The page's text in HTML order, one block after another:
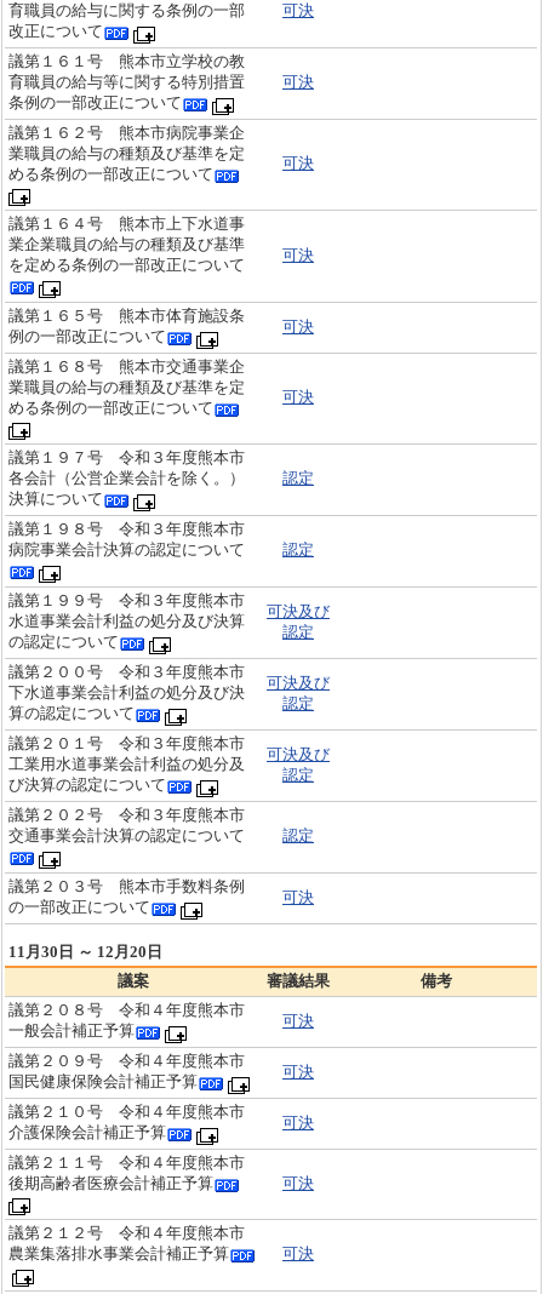
育職員の給与に関する条例の一部
改正について
可決
議第１６１号 熊本市立学校の教
育職員の給与等に関する特別措置
条例の一部改正について
可決
議第１６２号 熊本市病院事業企
業職員の給与の種類及び基準を定
める条例の一部改正について
可決
議第１６４号 熊本市上下水道事
業企業職員の給与の種類及び基準
を定める条例の一部改正について
可決
議第１６５号 熊本市体育施設条
例の一部改正について
可決
議第１６８号 熊本市交通事業企
業職員の給与の種類及び基準を定
める条例の一部改正について
可決
議第１９７号 令和３年度熊本市
各会計（公営企業会計を除く。）
決算について
認定
議第１９８号 令和３年度熊本市
病院事業会計決算の認定について
認定
議第１９９号 令和３年度熊本市
水道事業会計利益の処分及び決算
の認定について
可決及び
認定
議第２００号 令和３年度熊本市
下水道事業会計利益の処分及び決
算の認定について
可決及び
認定
議第２０１号 令和３年度熊本市
工業用水道事業会計利益の処分及
び決算の認定について
可決及び
認定
議第２０２号 令和３年度熊本市
交通事業会計決算の認定について
認定
議第２０３号 熊本市手数料条例
の一部改正について
可決
11月30日 ～ 12月20日
議案
審議結果
備考
議第２０８号 令和４年度熊本市
一般会計補正予算
可決
議第２０９号 令和４年度熊本市
国民健康保険会計補正予算
可決
議第２１０号 令和４年度熊本市
介護保険会計補正予算
可決
議第２１１号 令和４年度熊本市
後期高齢者医療会計補正予算
可決
議第２１２号 令和４年度熊本市
農業集落排水事業会計補正予算
可決